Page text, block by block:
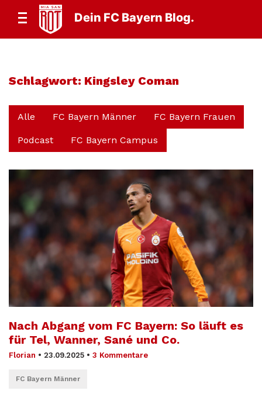
Dein FC Bayern Blog.
Schlagwort: Kingsley Coman
Alle FC Bayern Männer FC Bayern Frauen
Podcast FC Bayern Campus
Nach Abgang vom FC Bayern: So läuft es
für Tel, Wanner, Sané und Co.
Florian • 23.09.2025 • 3 Kommentare
FC Bayern Männer